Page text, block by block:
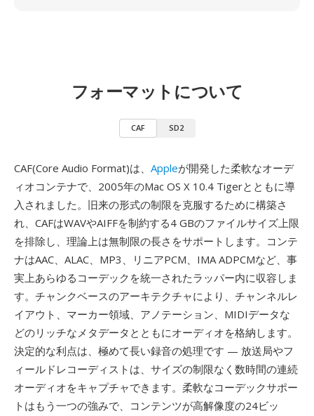
フォーマットについて
CAF SD2
CAF(Core Audio Format)は、 Appleが開発した柔軟なオーデ
ィオコンテナで、2005年のMac OS X 10.4 Tigerとともに導
入されました。旧来の形式の制限を克服するために構築さ
れ、CAFはWAVやAIFFを制約する4 GBのファイルサイズ上限
を排除し、理論上は無制限の長さをサポートします。コンテ
ナはAAC、ALAC、MP3、リニアPCM、IMA ADPCMなど、事
実上あらゆるコーデックを統一されたラッパー内に収容しま
す。チャンクベースのアーキテクチャにより、チャンネルレ
イアウト、マーカー領域、アノテーション、MIDIデータな
どのリッチなメタデータとともにオーディオを格納します。
決定的な利点は、極めて長い録音の処理です — 放送局やフ
ィールドレコーディストは、サイズの制限なく数時間の連続
オーディオをキャプチャできます。柔軟なコーデックサポー
トはもう一つの強みで、コンテンツが高解像度の24ビッ